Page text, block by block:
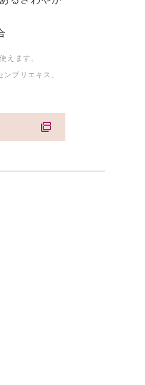
えます。
ブリエキス、